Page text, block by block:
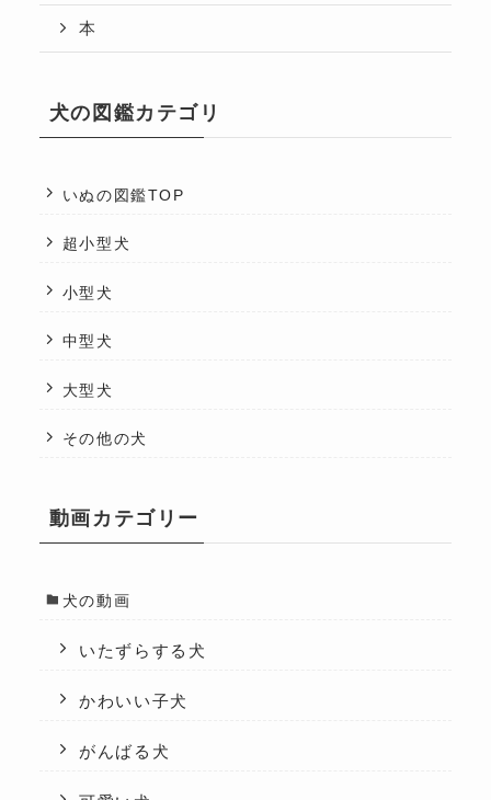
本
犬の図鑑カテゴリ
いぬの図鑑TOP
超小型犬
小型犬
中型犬
大型犬
その他の犬
動画カテゴリー
犬の動画
いたずらする犬
かわいい子犬
がんばる犬